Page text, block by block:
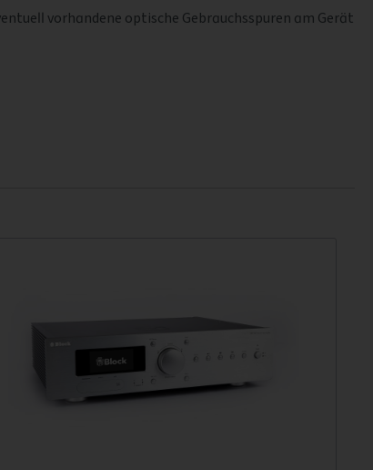
vorhandene optische Gebrauchsspuren am Gerät